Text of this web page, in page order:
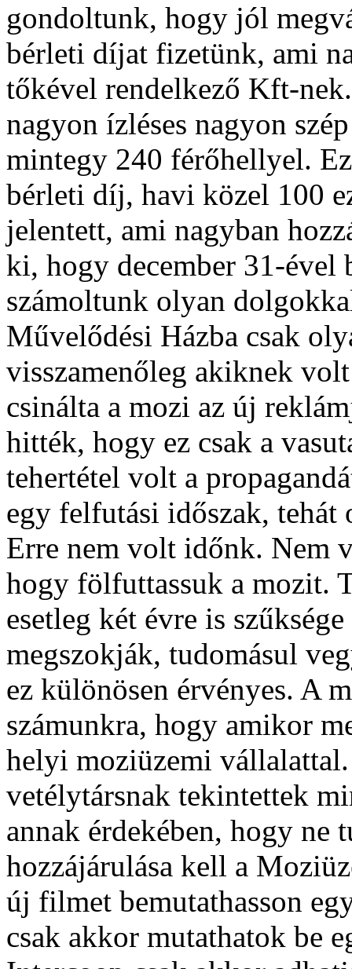
gondoltunk, hogy jól
bérleti díjat fizetünk, ami
tőkével rendelkező Kft-
nagyon ízléses nagyon
mintegy 240 férőhellyel.
bérleti díj, havi közel 100
jelentett, ami nagyban
ki, hogy december 31-ével
számoltunk olyan
Művelődési Házba csak
visszamenőleg akiknek
csinálta a mozi az új
hitték, hogy ez csak a
tehertétel volt a
egy felfutási időszak, tehát
Erre nem volt időnk. Nem
hogy fölfuttassuk a mozit.
esetleg két évre is
megszokják, tudomásul
ez különösen érvényes. A
számunkra, hogy amikor
helyi moziüzemi
vetélytársnak tekintettek
annak érdekében, hogy
hozzájárulása kell a
új filmet bemutathasson
csak akkor mutathatok be